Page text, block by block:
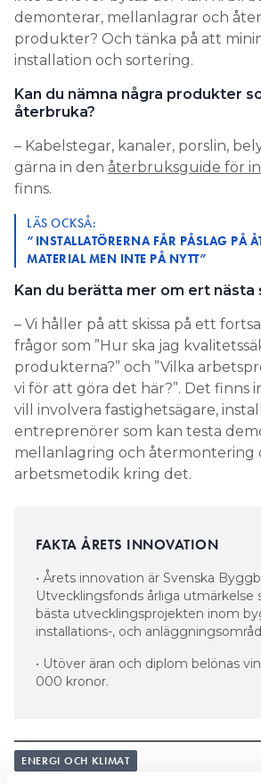
demonterar, mellanlagrar och
produkter? Och tänka på att
installation och sortering.
Kan du nämna några produkter
återbruka?
– Kabelstegar, kanaler, porslin,
gärna in den återbruksguide för
finns.
LÄS OCKSÅ:
”INSTALLATÖRERNA FÅR PÅSLAG PÅ
MATERIAL MEN INTE PÅ NYTT”
Kan du berätta mer om ert nästa
– Vi håller på att skissa på ett
frågor som ”Hur ska jag
produkterna?” och ”Vilka
vi för att göra det här?”. Det finns
vill involvera fastighetsägare,
entreprenörer som kan testa
mellanlagring och återmontering
arbetsmetodik kring det.
FAKTA ÅRETS INNOVATION
• Årets innovation är Svenska
Utvecklingsfonds årliga utmärkelse
bästa utvecklingsprojekten inom
installations-, och
• Utöver äran och diplom belönas
000 kronor.
ENERGI OCH KLIMAT